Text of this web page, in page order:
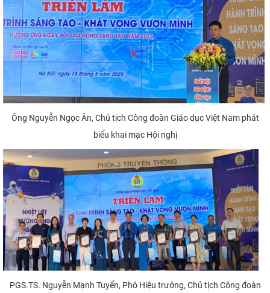
Ông Nguyễn Ngọc Ân, Chủ tịch Công đoàn Giáo dục Việt Nam phát
biểu khai mạc Hội nghị
PGS.TS. Nguyễn Mạnh Tuyển, Phó Hiệu trưởng, Chủ tịch Công đoàn